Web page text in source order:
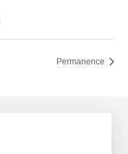
Permanence